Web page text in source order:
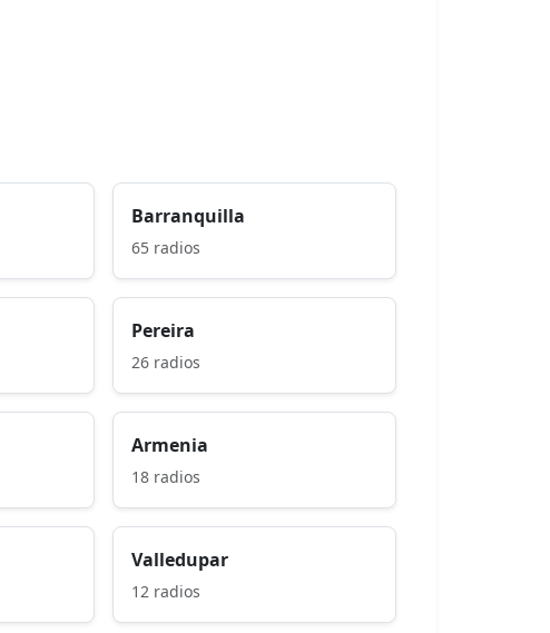
Barranquilla
65 radios
Pereira
26 radios
Armenia
18 radios
Valledupar
12 radios